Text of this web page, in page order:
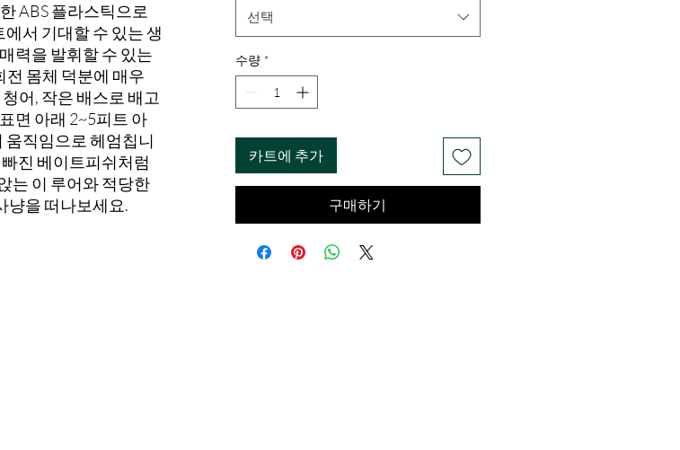
ABS 플라스틱으로
서 기대할 수 있는 생
력을 발휘할 수 있는
전 몸체 덕분에 매우
어, 작은 배스로 배고
면 아래 2~5피트 아
움직임으로 헤엄칩니
진 베이트피쉬처럼
는 이 루어와 적당한
냥을 떠나보세요.
선택
수량 *
카트에 추가
구매하기